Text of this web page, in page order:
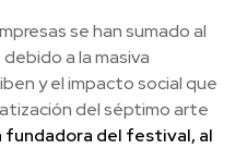
se han sumado al
a la masiva
y el impacto social que
del séptimo arte
fundadora del festival, al